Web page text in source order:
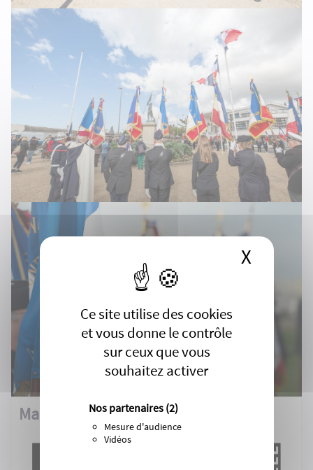
Ce site utilise des cookies
et vous donne le contrôle
sur ceux que vous
souhaitez activer
Nos partenaires (2)
Mesure d'audience
Vidéos
X
Mairie de Royan